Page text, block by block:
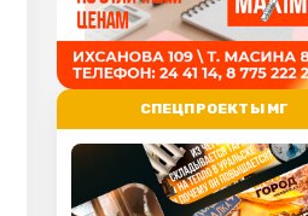
СПЕЦПРОЕКТЫ МГ